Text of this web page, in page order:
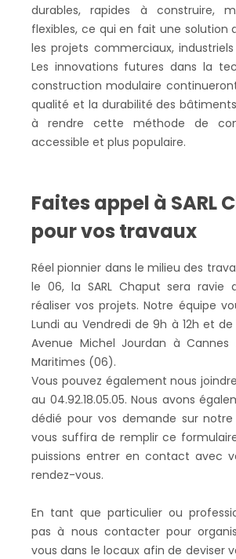
durables, rapides à construire,
flexibles, ce qui en fait une solution
les projets commerciaux,
Les innovations futures dans la
construction modulaire
qualité et la durabilité des
à rendre cette méthode de
accessible et plus populaire.
Faites appel à SARL
pour vos travaux
Réel pionnier dans le milieu des
le 06, la SARL Chaput sera ravie
réaliser vos projets. Notre équipe
Lundi au Vendredi de 9h à 12h et de
Avenue Michel Jourdan à Cannes
Maritimes (06).
Vous pouvez également nous
au 04.92.18.05.05. Nous avons
dédié pour vos demande sur
vous suffira de remplir ce
puissions entrer en contact avec
rendez-vous.
En tant que particulier ou
pas à nous contacter pour
vous dans le locaux afin de deviser